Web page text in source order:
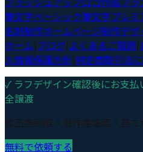
筆文字ベーシック筆文字プレミ
名刺制作ホームページ制作デ
ホーム|ブログ|よくあるご質問|
人情報保護方針|特定商取引法
✓ ラフデザイン確認後にお支払
全譲渡
修正無制限・著作権譲渡・見て
無料で依頼する